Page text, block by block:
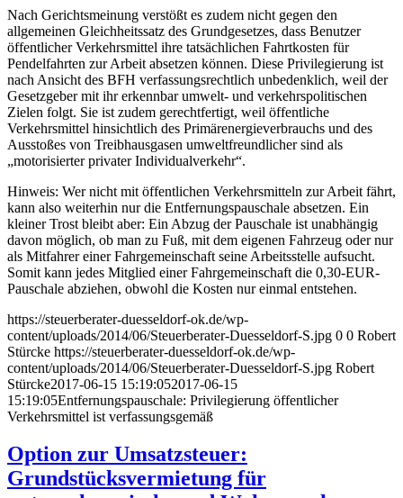
Nach Gerichtsmeinung verstößt es zudem nicht gegen den
allgemeinen Gleichheitssatz des Grundgesetzes, dass Benutzer
öffentlicher Verkehrsmittel ihre tatsächlichen Fahrtkosten für
Pendelfahrten zur Arbeit absetzen können. Diese Privilegierung ist
nach Ansicht des BFH verfassungsrechtlich unbedenklich, weil der
Gesetzgeber mit ihr erkennbar umwelt- und verkehrspolitischen
Zielen folgt. Sie ist zudem gerechtfertigt, weil öffentliche
Verkehrsmittel hinsichtlich des Primärenergieverbrauchs und des
Ausstoßes von Treibhausgasen umweltfreundlicher sind als
„motorisierter privater Individualverkehr“.
Hinweis: Wer nicht mit öffentlichen Verkehrsmitteln zur Arbeit fährt,
kann also weiterhin nur die Entfernungspauschale absetzen. Ein
kleiner Trost bleibt aber: Ein Abzug der Pauschale ist unabhängig
davon möglich, ob man zu Fuß, mit dem eigenen Fahrzeug oder nur
als Mitfahrer einer Fahrgemeinschaft seine Arbeitsstelle aufsucht.
Somit kann jedes Mitglied einer Fahrgemeinschaft die 0,30-EUR-
Pauschale abziehen, obwohl die Kosten nur einmal entstehen.
https://steuerberater-duesseldorf-ok.de/wp-
content/uploads/2014/06/Steuerberater-Duesseldorf-S.jpg 0 0 Robert
Stürcke https://steuerberater-duesseldorf-ok.de/wp-
content/uploads/2014/06/Steuerberater-Duesseldorf-S.jpg Robert
Stürcke2017-06-15 15:19:052017-06-15
15:19:05Entfernungspauschale: Privilegierung öffentlicher
Verkehrsmittel ist verfassungsgemäß
Option zur Umsatzsteuer:
Grundstücksvermietung für